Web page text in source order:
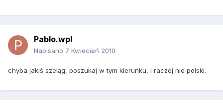
Pablo.wpl
Napisano 7 Kwiecień 2010
chyba jakiś szeląg, poszukaj w tym kierunku, i raczej nie polski.